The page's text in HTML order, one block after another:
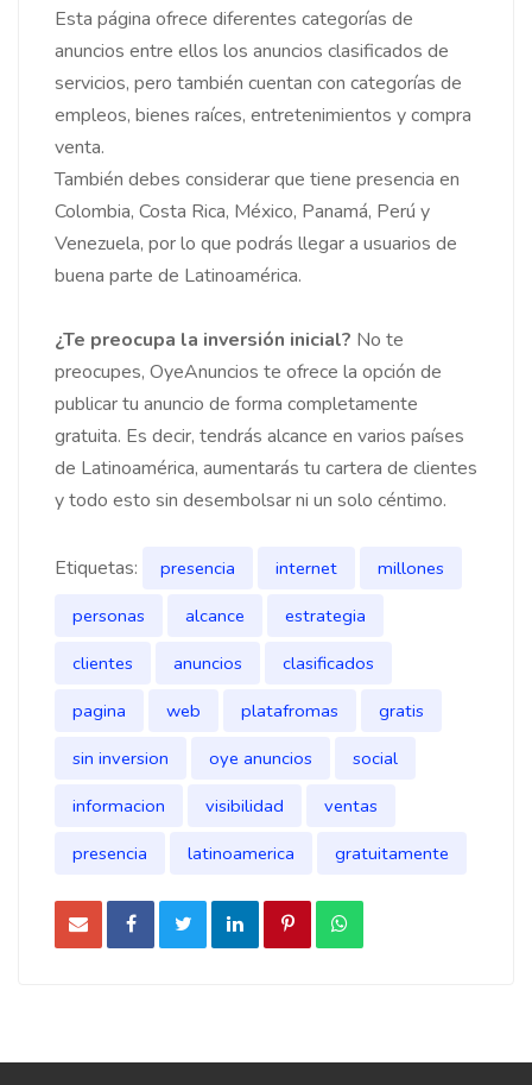
Esta página ofrece diferentes categorías de
anuncios entre ellos los anuncios clasificados de
servicios, pero también cuentan con categorías de
empleos, bienes raíces, entretenimientos y compra
venta.
También debes considerar que tiene presencia en
Colombia, Costa Rica, México, Panamá, Perú y
Venezuela, por lo que podrás llegar a usuarios de
buena parte de Latinoamérica.
¿Te preocupa la inversión inicial? No te
preocupes, OyeAnuncios te ofrece la opción de
publicar tu anuncio de forma completamente
gratuita. Es decir, tendrás alcance en varios países
de Latinoamérica, aumentarás tu cartera de clientes
y todo esto sin desembolsar ni un solo céntimo.
Etiquetas: presencia internet
millones
personas
alcance
estrategia
clientes
anuncios
clasificados
pagina
web platafromas
gratis
sin inversion
oye anuncios
social
informacion
visibilidad
ventas
presencia
latinoamerica gratuitamente